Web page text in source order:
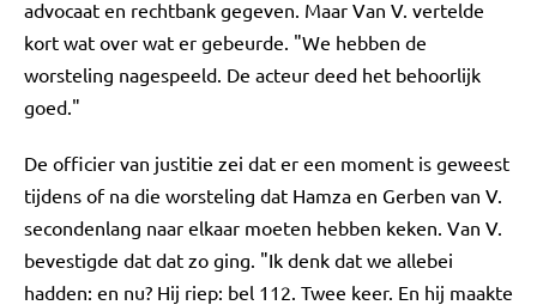
advocaat en rechtbank gegeven. Maar Van V. vertelde
kort wat over wat er gebeurde. "We hebben de
worsteling nagespeeld. De acteur deed het behoorlijk
goed."
De officier van justitie zei dat er een moment is geweest
tijdens of na die worsteling dat Hamza en Gerben van V.
secondenlang naar elkaar moeten hebben keken. Van V.
bevestigde dat dat zo ging. "Ik denk dat we allebei
hadden: en nu? Hij riep: bel 112. Twee keer. En hij maakte